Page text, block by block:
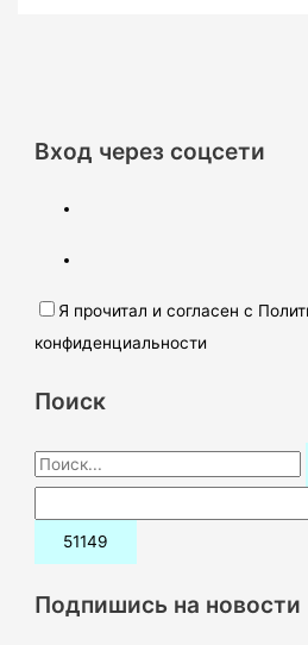
Вход через соцсети
Я прочитал и согласен с
конфиденциальности
Поиск
П
о
и
:Подпишись на новости